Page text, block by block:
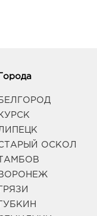
244.0
Города
ОСКОЛ
ТАМБОВ
ГРЯЗИ
ГУБКИН